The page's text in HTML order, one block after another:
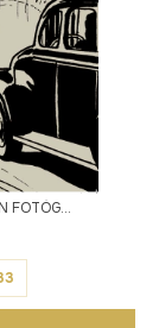
FOTÓG...